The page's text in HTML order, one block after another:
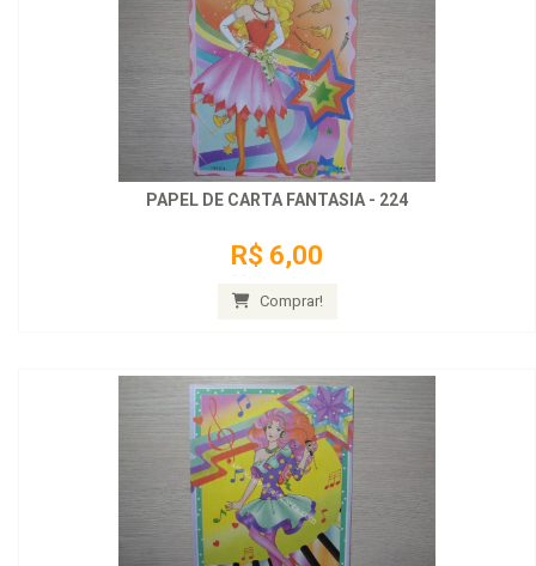
PAPEL DE CARTA FANTASIA - 224
R$ 6,00
Comprar!